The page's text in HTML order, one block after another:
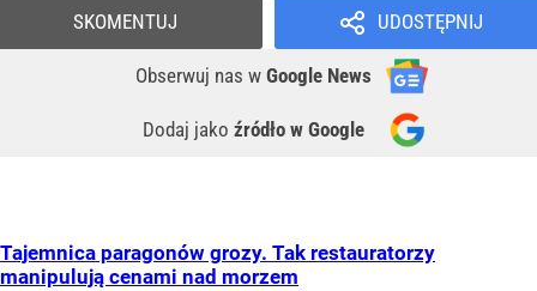
UDOSTĘPNIJ
Obserwuj nas w Google News
Dodaj jako źródło w Google
SKOMENTUJ
Tajemnica paragonów grozy. Tak restauratorzy
manipulują cenami nad morzem